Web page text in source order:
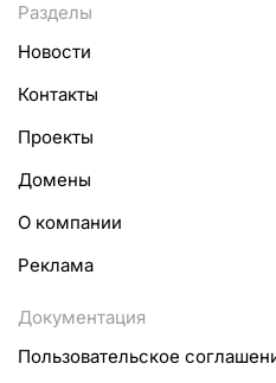
Разделы
Новости
Контакты
Проекты
Домены
О компании
Реклама
Документация
Пользовательское